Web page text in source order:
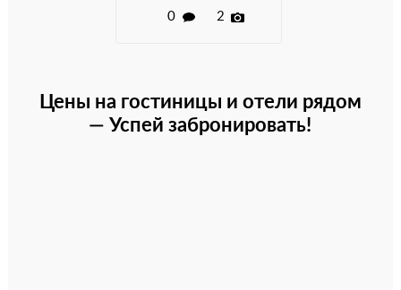
0
2
Цены на гостиницы и отели рядом
— Успей забронировать!